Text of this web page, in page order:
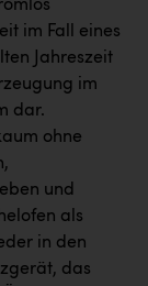
im Fall eines
Jahreszeit
im
dar.
ohne
und
als
in den
das